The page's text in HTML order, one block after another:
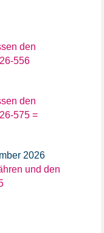
den
556
den
575 =
2026
und den